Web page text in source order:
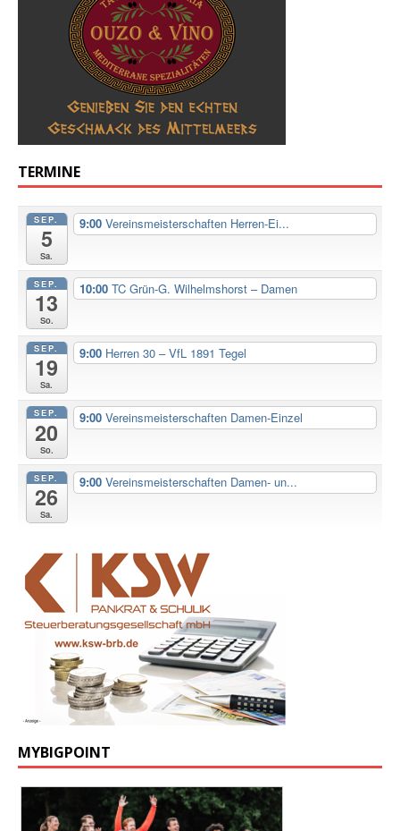
TERMINE
SEP.
5
Sa.
9:00 Vereinsmeisterschaften Herren-Ei...
SEP.
13
So.
10:00 TC Grün-G. Wilhelmshorst – Damen
SEP.
19
Sa.
9:00 Herren 30 – VfL 1891 Tegel
SEP.
20
So.
9:00 Vereinsmeisterschaften Damen-Einzel
SEP.
26
Sa.
9:00 Vereinsmeisterschaften Damen- un...
MYBIGPOINT